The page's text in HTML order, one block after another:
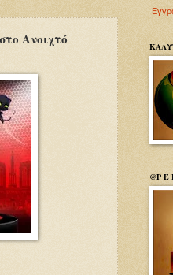
Ανοιχτό
@P